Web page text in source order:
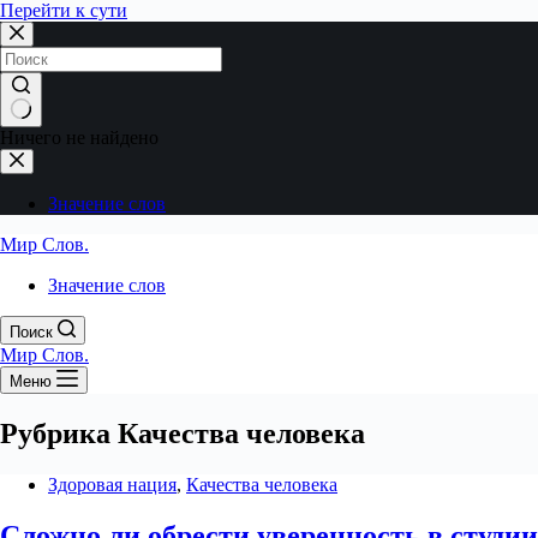
Перейти к сути
Ничего не найдено
Значение слов
Мир Слов.
Значение слов
Поиск
Мир Слов.
Меню
Рубрика Качества человека
Здоровая нация, Качества человека